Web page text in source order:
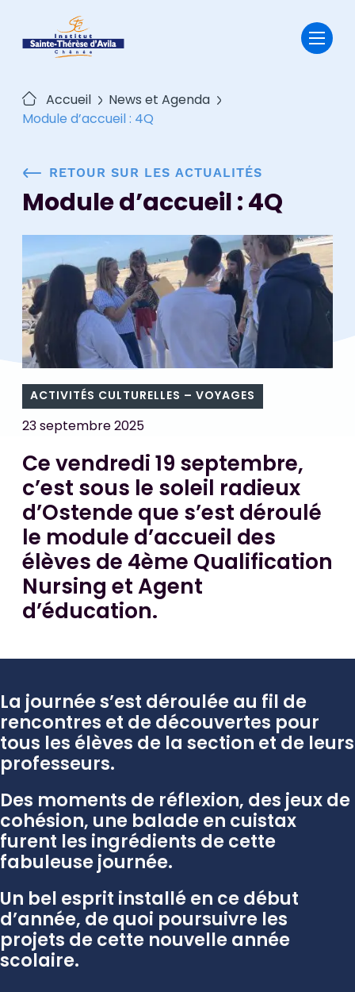
contenu
Accueil
News et Agenda
Module d’accueil : 4Q
RETOUR SUR LES ACTUALITÉS
Module d’accueil : 4Q
ACTIVITÉS CULTURELLES – VOYAGES
23 septembre 2025
Ce vendredi 19 septembre,
c’est sous le soleil radieux
d’Ostende que s’est déroulé
le module d’accueil des
élèves de 4ème Qualification
Nursing et Agent
d’éducation.
La journée s’est déroulée au fil de
rencontres et de découvertes pour
tous les élèves de la section et de leurs
professeurs.
Des moments de réflexion, des jeux de
cohésion, une balade en cuistax
furent les ingrédients de cette
fabuleuse journée.
Un bel esprit installé en ce début
d’année, de quoi poursuivre les
projets de cette nouvelle année
scolaire.